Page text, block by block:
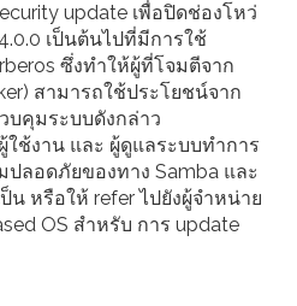
update เพื่อปิดช่องโหว่
เป็นต้นไปที่มีการใช้
ซึ่งทำให้ผู้ที่โจมตีจาก
สามารถใช้ประโยชน์จาก
บคุมระบบดังกล่าว
ใช้งาน และ ผู้ดูแลระบบทำการ
ลอดภัยของทาง Samba และ
น หรือให้ refer ไปยังผู้จำหน่าย
OS สำหรับ การ update